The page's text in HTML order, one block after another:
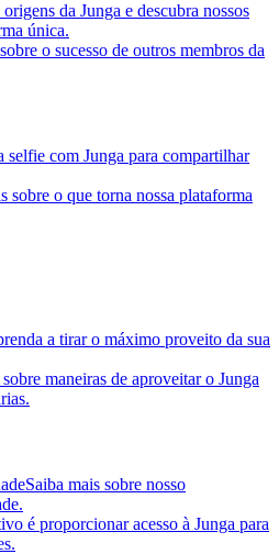
da Junga e descubra nossos
única.
o sucesso de outros membros da
selfie com Junga para compartilhar
sobre o que torna nossa plataforma
a tirar o máximo proveito da sua
maneiras de aproveitar o Junga
Saiba mais sobre nosso
é proporcionar acesso à Junga para